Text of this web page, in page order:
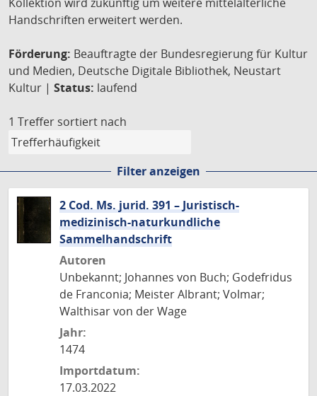
Handschriften erweitert werden.
Förderung: Beauftragte der Bundesregierung für Kultur
und Medien, Deutsche Digitale Bibliothek, Neustart
Kultur | Status: laufend
1 Treffer sortiert nach
Filter anzeigen
2 Cod. Ms. jurid. 391 – Juristisch-
medizinisch-naturkundliche
Sammelhandschrift
Autoren
Unbekannt; Johannes von Buch; Godefridus
de Franconia; Meister Albrant; Volmar;
Walthisar von der Wage
Jahr:
1474
Importdatum:
17.03.2022